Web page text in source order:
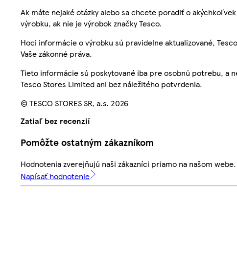
Ak máte nejaké otázky alebo sa chcete poradiť o
výrobku, ak nie je výrobok značky Tesco.
Hoci informácie o výrobku sú pravidelne aktualizované,
Vaše zákonné práva.
Tieto informácie sú poskytované iba pre osobnú potrebu, a
Tesco Stores Limited ani bez náležitého potvrdenia.
© TESCO STORES SR, a.s. 2026
Zatiaľ bez recenzií
Pomôžte ostatným zákazníkom
Hodnotenia zverejňujú naši zákazníci priamo na našom
Napísať hodnotenie